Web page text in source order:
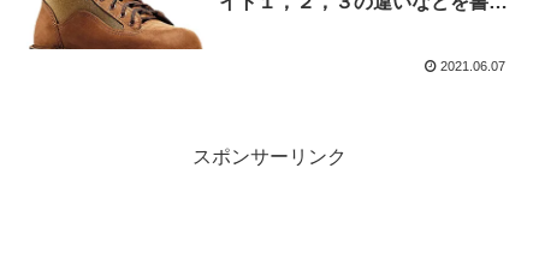
2021.06.07
スポンサーリンク